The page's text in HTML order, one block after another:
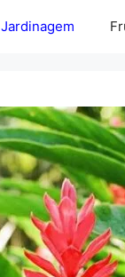
Jardinagem